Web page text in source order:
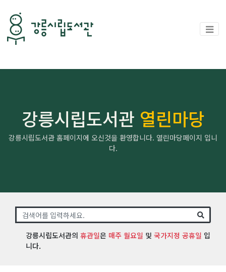
강릉시립도서관 열린마당
강릉시립도서관 홈페이지에 오신것을 환영합니다. 열린마당페이지 입니
다.
강릉시립도서관의 휴관일은 매주 월요일 및 국가지정 공휴일 입
니다.